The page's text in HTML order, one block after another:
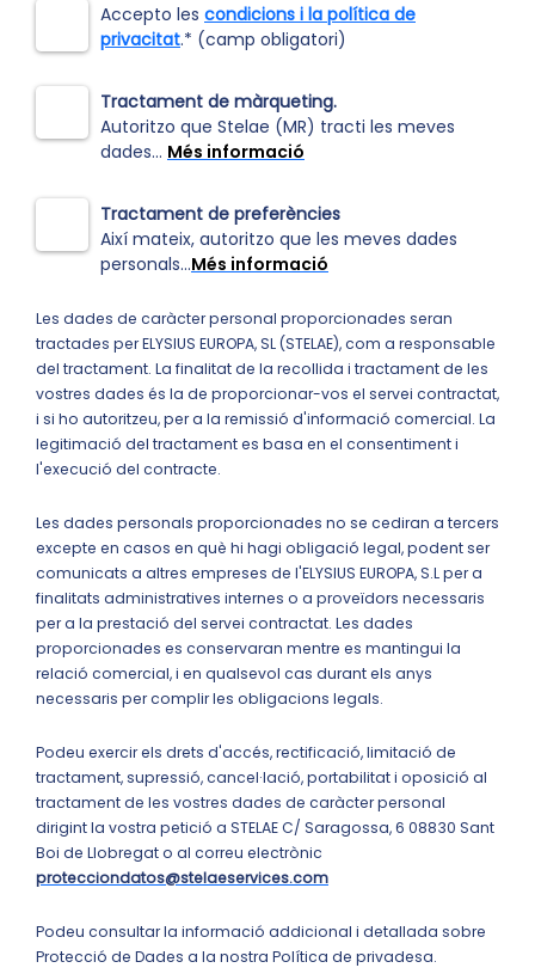
Accepto les condicions i la política de
privacitat.* (camp obligatori)
Tractament de màrqueting.
Autoritzo que Stelae (MR) tracti les meves
dades... Més informació
Tractament de preferències
Així mateix, autoritzo que les meves dades
personals...Més informació
Les dades de caràcter personal proporcionades seran
tractades per ELYSIUS EUROPA, SL (STELAE), com a responsable
del tractament. La finalitat de la recollida i tractament de les
vostres dades és la de proporcionar-vos el servei contractat,
i si ho autoritzeu, per a la remissió d'informació comercial. La
legitimació del tractament es basa en el consentiment i
l'execució del contracte.
Les dades personals proporcionades no se cediran a tercers
excepte en casos en què hi hagi obligació legal, podent ser
comunicats a altres empreses de l'ELYSIUS EUROPA, S.L per a
finalitats administratives internes o a proveïdors necessaris
per a la prestació del servei contractat. Les dades
proporcionades es conservaran mentre es mantingui la
relació comercial, i en qualsevol cas durant els anys
necessaris per complir les obligacions legals.
Podeu exercir els drets d'accés, rectificació, limitació de
tractament, supressió, cancel·lació, portabilitat i oposició al
tractament de les vostres dades de caràcter personal
dirigint la vostra petició a STELAE C/ Saragossa, 6 08830 Sant
Boi de Llobregat o al correu electrònic
protecciondatos@stelaeservices.com
Podeu consultar la informació addicional i detallada sobre
Protecció de Dades a la nostra Política de privadesa.